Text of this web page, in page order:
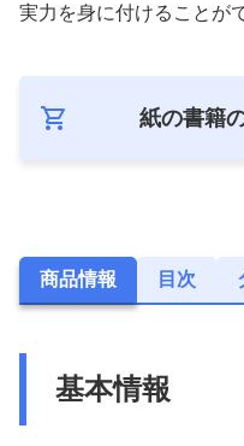
実力を身に付けることが
紙の書籍
商品情報 目次
基本情報